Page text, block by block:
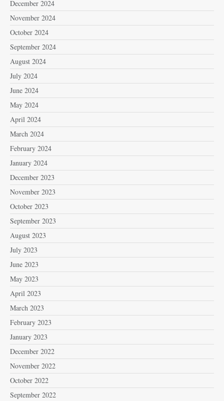
December 2024
November 2024
October 2024
September 2024
August 2024
July 2024
June 2024
May 2024
April 2024
March 2024
February 2024
January 2024
December 2023
November 2023
October 2023
September 2023
August 2023
July 2023
June 2023
May 2023
April 2023
March 2023
February 2023
January 2023
December 2022
November 2022
October 2022
September 2022